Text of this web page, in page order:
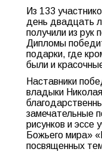
Из 133
день двадцать
получили из рук
Дипломы
подарки, где
были и
Наставники
владыки
замечательные
рисунков и эссе
Божьего мира»
посвященных